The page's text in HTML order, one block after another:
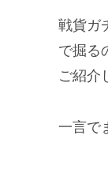
戦貨ガ
で掘る
ご紹介
一言で